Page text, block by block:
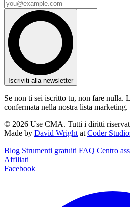
Iscriviti alla newsletter
Se non ti sei iscritto tu, non fare nulla.
confermata nella nostra lista marketing.
© 2026 Use CMA. Tutti i diritti
Made by David Wright at Coder
Blog‎ Strumenti gratuiti FAQ Centro
Affiliati
Facebook